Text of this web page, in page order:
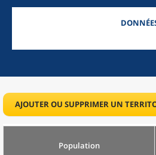
AJOUTER OU SUPPRIMER UN
Population